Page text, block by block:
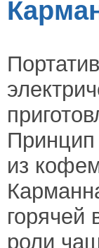
Принцип
из
горячей
роли